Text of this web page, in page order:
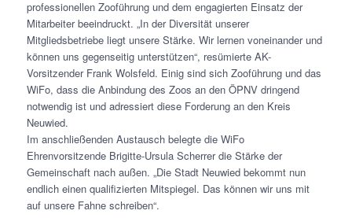
professionellen Zooführung und dem engagierten Einsatz der
Mitarbeiter beeindruckt. „In der Diversität unserer
Mitgliedsbetriebe liegt unsere Stärke. Wir lernen voneinander und
können uns gegenseitig unterstützen“, resümierte AK-
Vorsitzender Frank Wolsfeld. Einig sind sich Zooführung und das
WiFo, dass die Anbindung des Zoos an den ÖPNV dringend
notwendig ist und adressiert diese Forderung an den Kreis
Neuwied.
Im anschließenden Austausch belegte die WiFo
Ehrenvorsitzende Brigitte-Ursula Scherrer die Stärke der
Gemeinschaft nach außen. „Die Stadt Neuwied bekommt nun
endlich einen qualifizierten Mitspiegel. Das können wir uns mit
auf unsere Fahne schreiben“.